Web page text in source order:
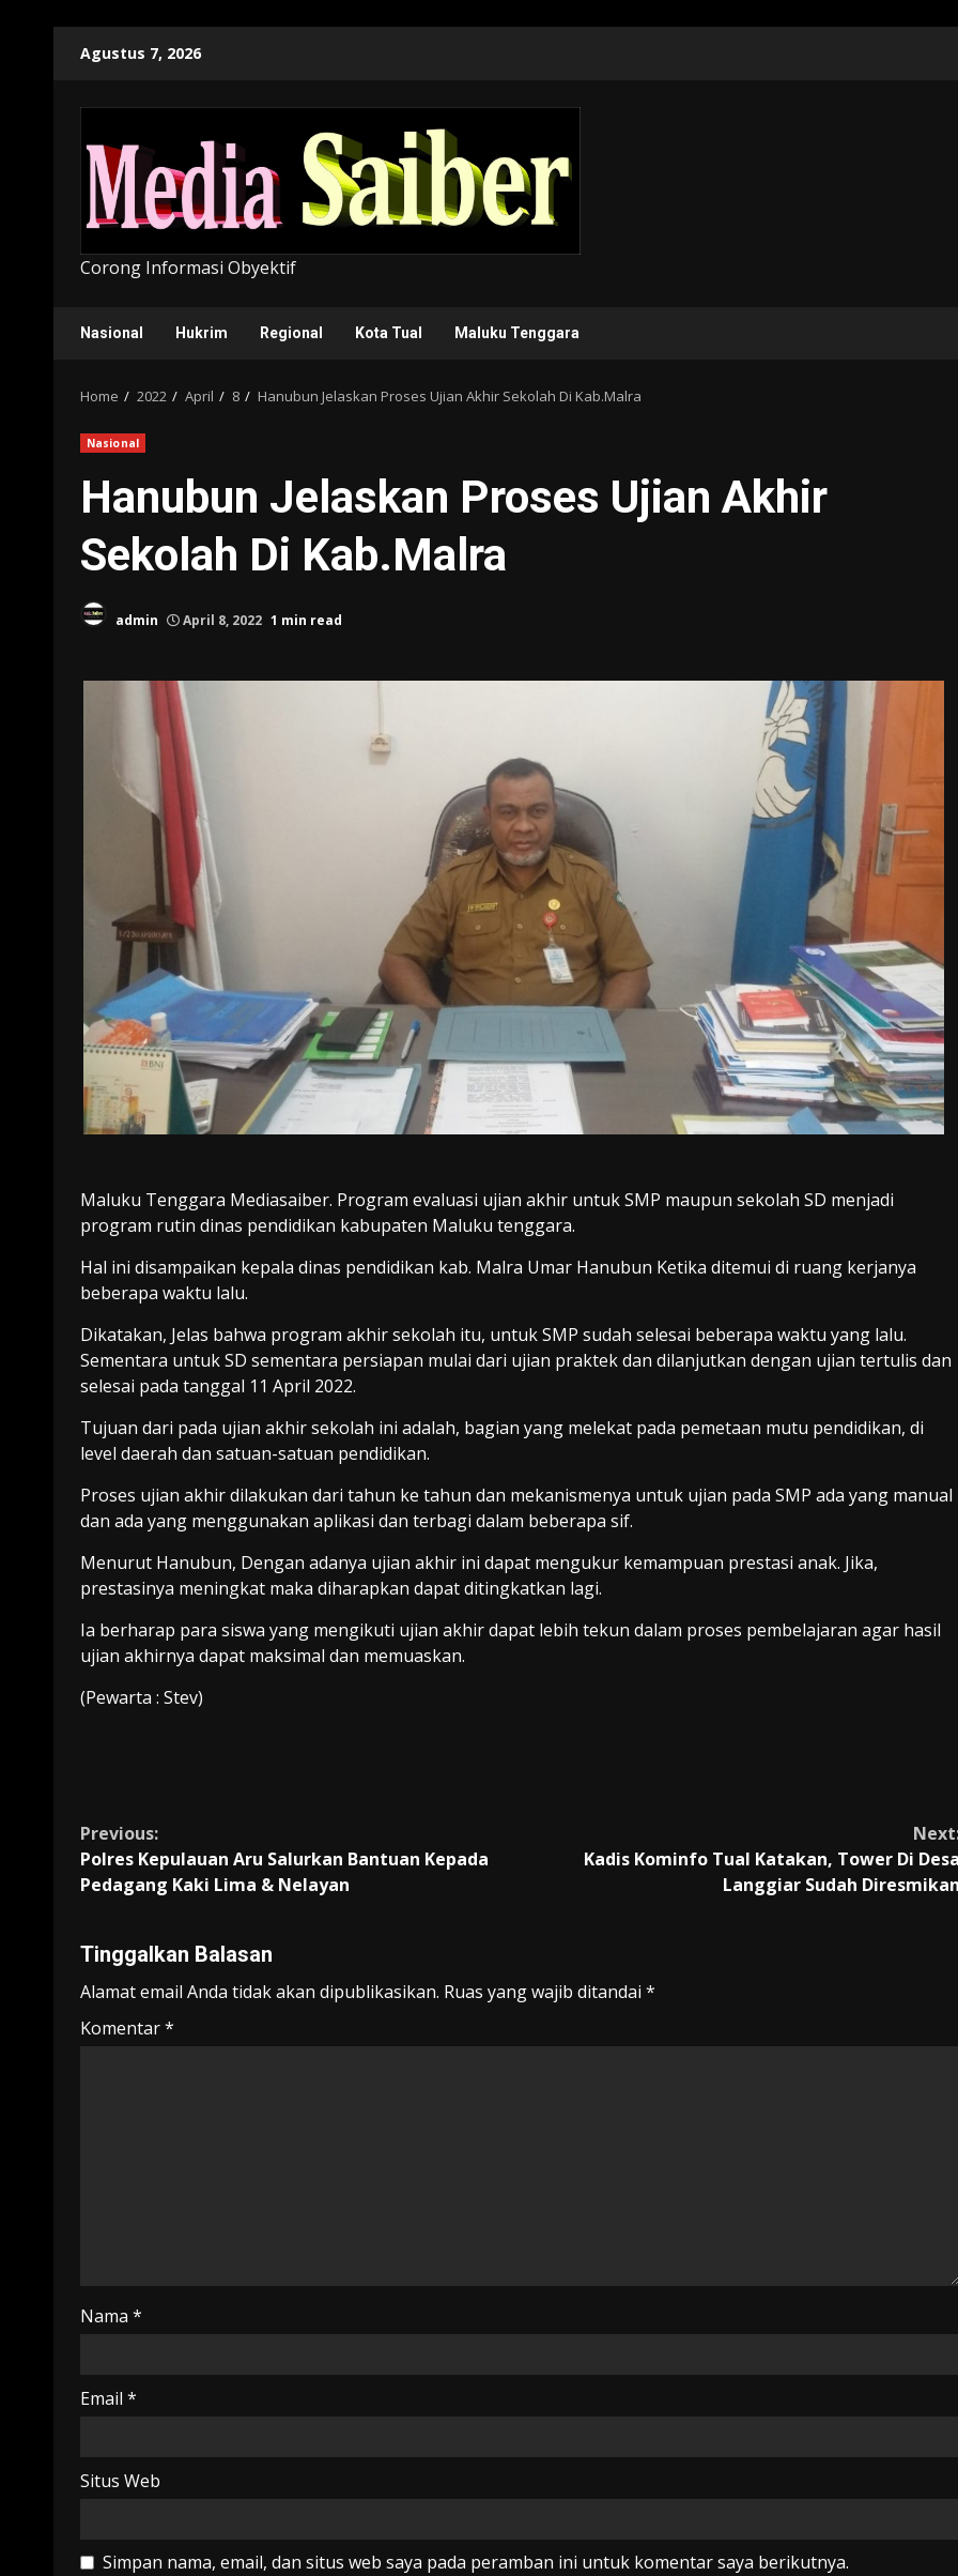
Agustus 7, 2026
Corong Informasi Obyektif
Nasional Hukrim Regional Kota Tual Maluku Tenggara
Home 2022 April 8 Hanubun Jelaskan Proses Ujian Akhir Sekolah Di Kab.Malra
Nasional
Hanubun Jelaskan Proses Ujian Akhir
Sekolah Di Kab.Malra
admin April 8, 2022 1 min read
Maluku Tenggara Mediasaiber. Program evaluasi ujian akhir untuk SMP maupun sekolah SD menjadi
program rutin dinas pendidikan kabupaten Maluku tenggara.
Hal ini disampaikan kepala dinas pendidikan kab. Malra Umar Hanubun Ketika ditemui di ruang kerjanya
beberapa waktu lalu.
Dikatakan, Jelas bahwa program akhir sekolah itu, untuk SMP sudah selesai beberapa waktu yang lalu.
Sementara untuk SD sementara persiapan mulai dari ujian praktek dan dilanjutkan dengan ujian tertulis dan
selesai pada tanggal 11 April 2022.
Tujuan dari pada ujian akhir sekolah ini adalah, bagian yang melekat pada pemetaan mutu pendidikan, di
level daerah dan satuan-satuan pendidikan.
Proses ujian akhir dilakukan dari tahun ke tahun dan mekanismenya untuk ujian pada SMP ada yang manual
dan ada yang menggunakan aplikasi dan terbagi dalam beberapa sif.
Menurut Hanubun, Dengan adanya ujian akhir ini dapat mengukur kemampuan prestasi anak. Jika,
prestasinya meningkat maka diharapkan dapat ditingkatkan lagi.
Ia berharap para siswa yang mengikuti ujian akhir dapat lebih tekun dalam proses pembelajaran agar hasil
ujian akhirnya dapat maksimal dan memuaskan.
(Pewarta : Stev)
Continue
Reading
Previous:
Polres Kepulauan Aru Salurkan Bantuan Kepada
Pedagang Kaki Lima & Nelayan
Kadis Kominfo Tual Katakan, Tower Di Desa
Langgiar Sudah Diresmikan
Tinggalkan Balasan
Alamat email Anda tidak akan dipublikasikan. Ruas yang wajib ditandai *
Komentar*
Nama *
Email *
Situs Web
Simpan nama, email, dan situs web saya pada peramban ini untuk komentar saya berikutnya.